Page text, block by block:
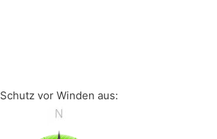
Schutz vor Winden aus: